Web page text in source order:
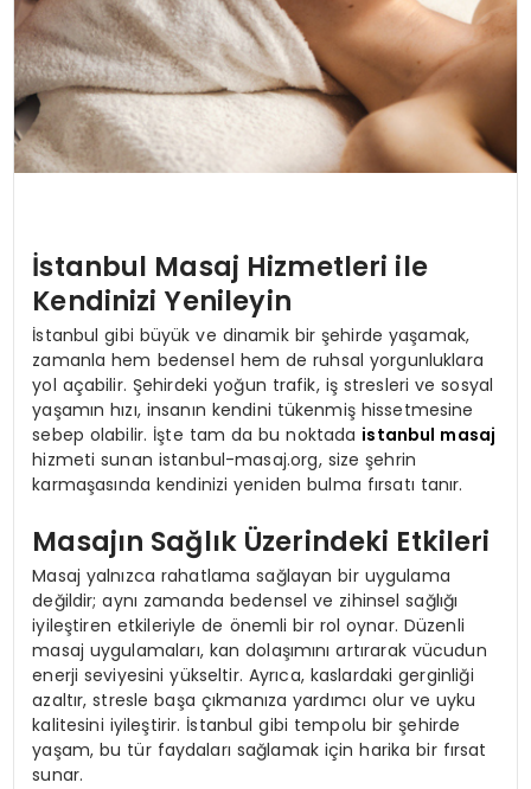
İstanbul Masaj Hizmetleri ile
Kendinizi Yenileyin
İstanbul gibi büyük ve dinamik bir şehirde yaşamak,
zamanla hem bedensel hem de ruhsal yorgunluklara
yol açabilir. Şehirdeki yoğun trafik, iş stresleri ve sosyal
yaşamın hızı, insanın kendini tükenmiş hissetmesine
sebep olabilir. İşte tam da bu noktada istanbul masaj
hizmeti sunan istanbul-masaj.org, size şehrin
karmaşasında kendinizi yeniden bulma fırsatı tanır.
Masajın Sağlık Üzerindeki Etkileri
Masaj yalnızca rahatlama sağlayan bir uygulama
değildir; aynı zamanda bedensel ve zihinsel sağlığı
iyileştiren etkileriyle de önemli bir rol oynar. Düzenli
masaj uygulamaları, kan dolaşımını artırarak vücudun
enerji seviyesini yükseltir. Ayrıca, kaslardaki gerginliği
azaltır, stresle başa çıkmanıza yardımcı olur ve uyku
kalitesini iyileştirir. İstanbul gibi tempolu bir şehirde
yaşam, bu tür faydaları sağlamak için harika bir fırsat
sunar.